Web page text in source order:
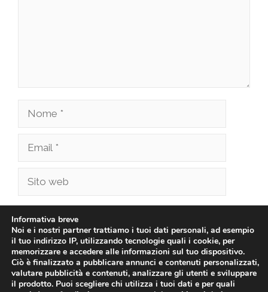
Nome
Email
Sito
browser per la prossima volta che commento.
Informativa breve
Noi e i nostri partner trattiamo i tuoi dati personali, ad esempio
il tuo indirizzo IP, utilizzando tecnologie quali i cookie, per
memorizzare e accedere alle informazioni sul tuo dispositivo.
Ciò è finalizzato a pubblicare annunci e contenuti personalizzati,
valutare pubblicità e contenuti, analizzare gli utenti e sviluppare
il prodotto. Puoi scegliere chi utilizza i tuoi dati e per quali